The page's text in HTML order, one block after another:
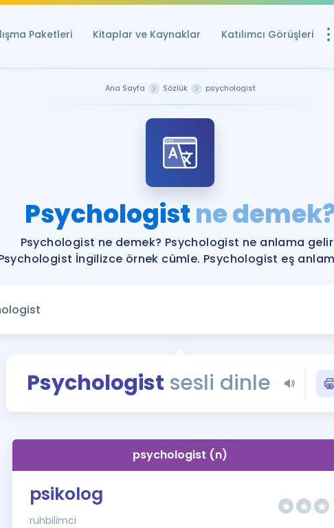
Paketleri Kitaplar ve Kaynaklar Katılımcı Görüşleri
Ücretsiz
YDS ve YÖKDİL
YDS ve YÖKDİL'e
Tüm ÖSYM
Blog
YDS - YÖKDİL
İngilizce
Ana Sayfa Sözlük psychologist
Psychologistne
Psychologist ne demek? Psychologist ne anlama
İngilizce örnek cümle. Psychologist eş
Psychologist sesli dinle
psychologist (n)
psikolog
ruhbilimci